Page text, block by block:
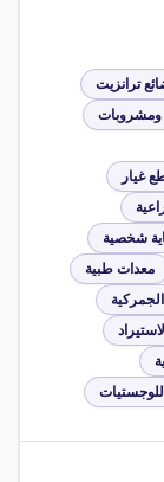
ترانزيت
ومشروبات
غيار
شخصية
معدات طبية